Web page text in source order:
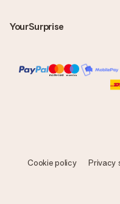
YourSurprise
Cookie policy Privacy